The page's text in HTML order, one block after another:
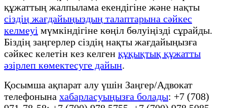
құжаттың жалпылама екендігіне және нақты
сіздің жағдайыңыздың талаптарына сәйкес
келмеуі мүмкіндігіне көңіл бөлуіңізді сұрайды.
Біздің заңгерлер сіздің нақты жағдайыңызға
сәйкес келетін кез келген құқықтық құжатты
әзірлеп көмектесуге дайын.
Қосымша ақпарат алу үшін Заңгер/Адвокат
телефонына хабарласуыңызға болады: +7 (708)